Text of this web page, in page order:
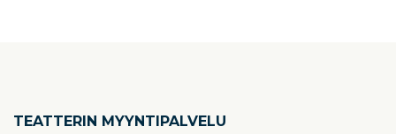
TEATTERIN MYYNTIPALVELU